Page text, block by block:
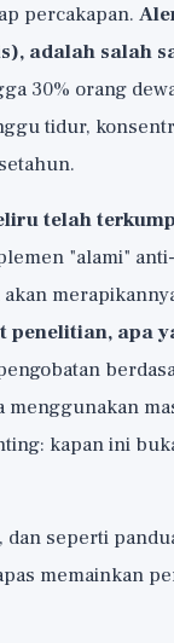
percakapan.
adalah salah
30% orang
tidur,
telah
"alami"
apa
menggunakan
kapan ini
dan seperti
memainkan